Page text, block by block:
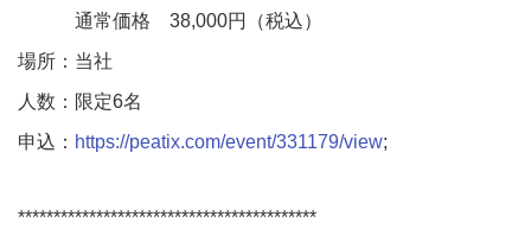
通常価格 38,000円（税込）
場所：当社
人数：限定6名
申込： https://peatix.com/event/331179/view;
******************************************